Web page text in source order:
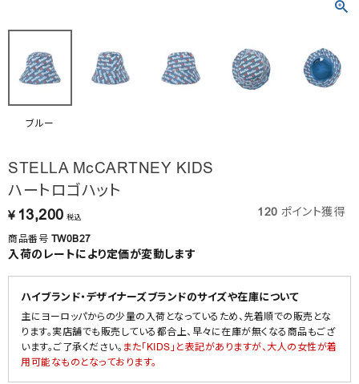
はじめてご利用の方へ
お問い合わせ
ブルー
STELLA McCARTNEY KIDS
ハートロゴハット
¥ 13,200 税込 120 ポイント獲得
商品番号 TW0B27
入荷のレートにより定価が変動します
ハイブランド・デザイナーズブランドのサイズや在庫について
主にヨーロッパからの少量の入荷となっているため、先着順での販売とな
ります。実店舗でも販売している都合上、早々に在庫が無くなる商品もござ
います。ご了承ください。 また「KIDS」と表記がありますが、大人の女性が着
用可能なものとなっております。